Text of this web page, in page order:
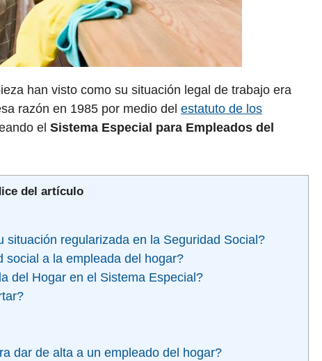
han visto como su situación legal de trabajo era
razón en 1985 por medio del estatuto de los
el Sistema Especial para Empleados del
del artículo
regularizada en la Seguridad Social?
social a la empleada del hogar?
del Hogar en el Sistema Especial?
dar de alta a un empleado del hogar?